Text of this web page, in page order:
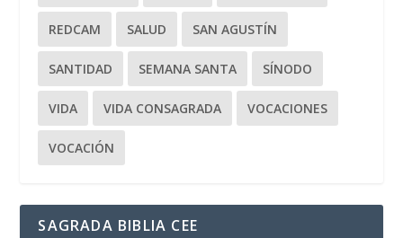
REDCAM SALUD SAN AGUSTÍN
SANTIDAD SEMANA SANTA SÍNODO
VIDA VIDA CONSAGRADA VOCACIONES
VOCACIÓN
SAGRADA BIBLIA CEE